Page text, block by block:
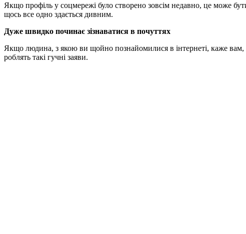
Якщо профіль у соцмережі було створено зовсім недавно, це може
щось все одно здається дивним.
Дуже швидко починає зізнаватися в почуттях
Якщо людина, з якою ви щойно познайомилися в інтернеті, каже
роблять такі гучні заяви.